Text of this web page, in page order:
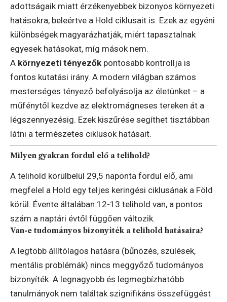
adottságaik miatt érzékenyebbek bizonyos környezeti
hatásokra, beleértve a Hold ciklusait is. Ezek az egyéni
különbségek magyarázhatják, miért tapasztalnak
egyesek hatásokat, míg mások nem.
A környezeti tényezők pontosabb kontrollja is
fontos kutatási irány. A modern világban számos
mesterséges tényező befolyásolja az életünket – a
műfénytől kezdve az elektromágneses tereken át a
légszennyezésig. Ezek kiszűrése segíthet tisztábban
látni a természetes ciklusok hatásait.
Milyen gyakran fordul elő a telihold?
A telihold körülbelül 29,5 naponta fordul elő, ami
megfelel a Hold egy teljes keringési ciklusának a Föld
körül. Évente általában 12-13 telihold van, a pontos
szám a naptári évtől függően változik.
Van-e tudományos bizonyíték a telihold hatásaira?
A legtöbb állítólagos hatásra (bűnözés, szülések,
mentális problémák) nincs meggyőző tudományos
bizonyíték. A legnagyobb és legmegbízhatóbb
tanulmányok nem találtak szignifikáns összefüggést